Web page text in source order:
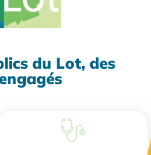
du Lot, des